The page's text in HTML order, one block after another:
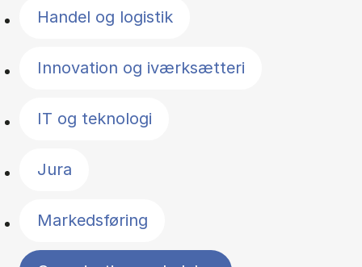
Handel og logistik
Innovation og iværksætteri
IT og teknologi
Jura
Markedsføring